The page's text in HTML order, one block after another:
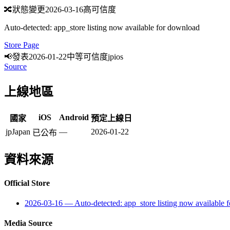
🔀狀態變更2026-03-16高可信度
Auto-detected: app_store listing now available for download
Store Page
📢發表2026-01-22中等可信度jpios
Source
上線地區
國家 iOS Android 預定上線日
jpJapan 已公布 — 2026-01-22
資料來源
Official Store
2026-03-16 — Auto-detected: app_store listing now available
Media Source